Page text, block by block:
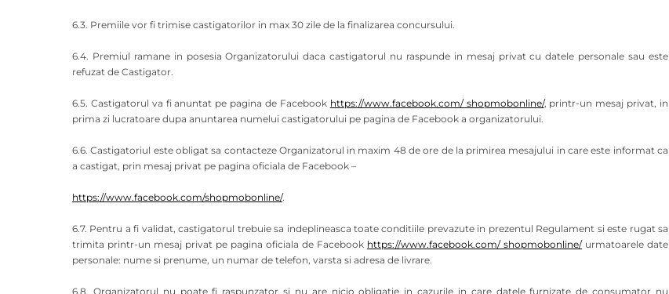
6.3. Premiile vor fi trimise castigatorilor in max 30 zile de la finalizarea concursului.
6.4. Premiul ramane in posesia Organizatorului daca castigatorul nu raspunde in mesaj privat cu datele personale sau este
refuzat de Castigator.
6.5. Castigatorul va fi anuntat pe pagina de Facebook https://www.facebook.com/ shopmobonline/, printr-un mesaj privat, in
prima zi lucratoare dupa anuntarea numelui castigatorului pe pagina de Facebook a organizatorului.
6.6. Castigatoriul este obligat sa contacteze Organizatorul in maxim 48 de ore de la primirea mesajului in care este informat ca
a castigat, prin mesaj privat pe pagina oficiala de Facebook –
https://www.facebook.com/shopmobonline/.
6.7. Pentru a fi validat, castigatorul trebuie sa indeplineasca toate conditiile prevazute in prezentul Regulament si este rugat sa
trimita printr-un mesaj privat pe pagina oficiala de Facebook https://www.facebook.com/ shopmobonline/urmatoarele date
personale: nume si prenume, un numar de telefon, varsta si adresa de livrare.
6.8. Organizatorul nu poate fi raspunzator si nu are nicio obligatie in cazurile in care datele furnizate de consumator nu